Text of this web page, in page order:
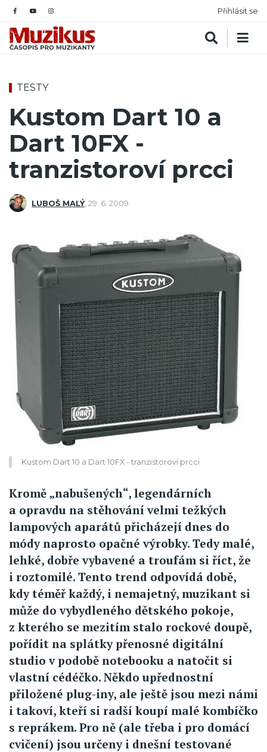
Přihlásit se
TESTY
Kustom Dart 10 a
Dart 10FX -
tranzistoroví prcci
LUBOŠ MALÝ, 29. 6. 2009
Kustom Dart 10 a Dart 10FX - tranzistoroví prcci
Kromě „nabušených“, legendárních
a opravdu na stěhování velmi težkých
lampových aparátů přicházejí dnes do
módy naprosto opačné výrobky. Tedy malé,
lehké, dobře vybavené a troufám si říct, že
i roztomilé. Tento trend odpovídá době,
kdy téměř každý, i nemajetný, muzikant si
může do vybydleného dětského pokoje,
z kterého se mezitím stalo rockové doupě,
pořídit na splátky přenosné digitální
studio v podobě notebooku a natočit si
vlastní cédéčko. Někdo upřednostní
přiložené plug-iny, ale ještě jsou mezi námi
i takoví, kteří si radší koupí malé kombíčko
s reprákem. Pro ně (ale třeba i pro domácí
cvičení) jsou určeny i dnešní testované